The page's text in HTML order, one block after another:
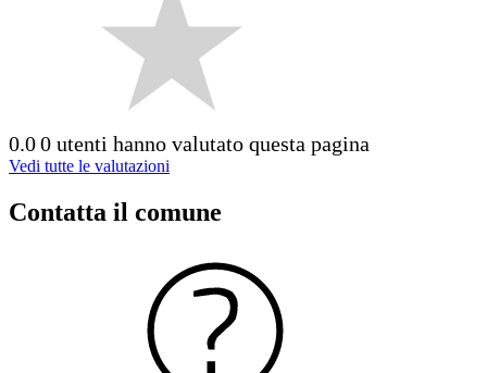
0.00 utenti hanno valutato questa pagina
Vedi tutte le valutazioni
Contatta il comune